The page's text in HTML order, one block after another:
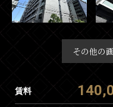
その他の
賃料